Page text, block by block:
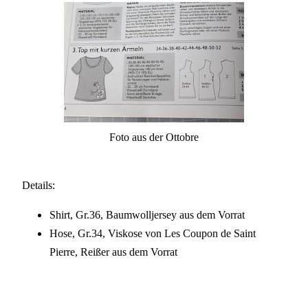
Foto aus der Ottobre
Details:
Shirt, Gr.36, Baumwolljersey aus dem Vorrat
Hose, Gr.34, Viskose von Les Coupon de Saint
Pierre, Reißer aus dem Vorrat